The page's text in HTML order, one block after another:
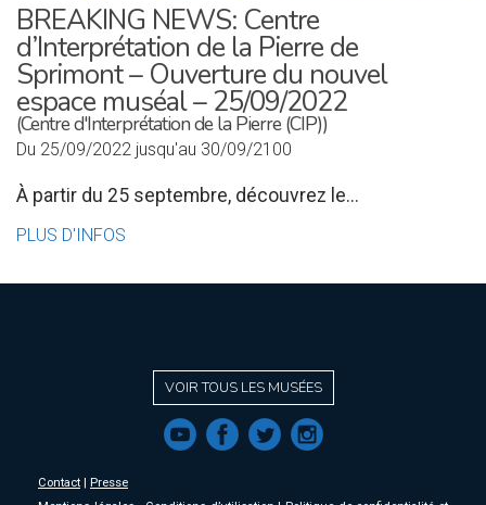
BREAKING NEWS: Centre
d’Interprétation de la Pierre de
Sprimont – Ouverture du nouvel
espace muséal – 25/09/2022
(Centre d'Interprétation de la Pierre (CIP))
Du 25/09/2022 jusqu'au 30/09/2100
À partir du 25 septembre, découvrez le...
PLUS D'INFOS
VOIR TOUS LES MUSÉES
f a b e
Contact
Presse